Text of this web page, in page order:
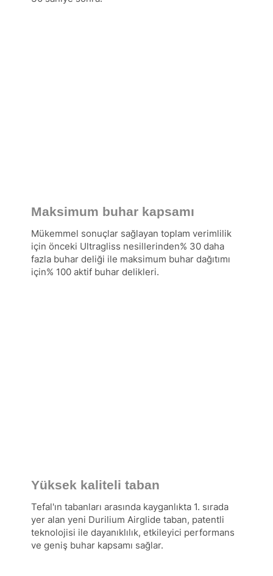
Maksimum buhar kapsamı
Mükemmel sonuçlar sağlayan toplam verimlilik
için önceki Ultragliss nesillerinden% 30 daha
fazla buhar deliği ile maksimum buhar dağıtımı
için% 100 aktif buhar delikleri.
Yüksek kaliteli taban
Tefal'ın tabanları arasında kayganlıkta 1. sırada
yer alan yeni Durilium Airglide taban, patentli
teknolojisi ile dayanıklılık, etkileyici performans
ve geniş buhar kapsamı sağlar.